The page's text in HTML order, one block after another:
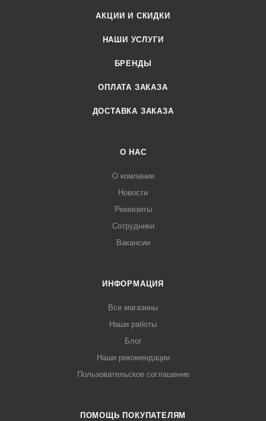
АКЦИИ И СКИДКИ
НАШИ УСЛУГИ
БРЕНДЫ
ОПЛАТА ЗАКАЗА
ДОСТАВКА ЗАКАЗА
О НАС
О компании
Новости
Реквизиты
Сотрудники
Вакансии
ИНФОРМАЦИЯ
Все магазины
Наши работы
Блог
Наши рекомендации
Пользовательское соглашение
ПОМОЩЬ ПОКУПАТЕЛЯМ